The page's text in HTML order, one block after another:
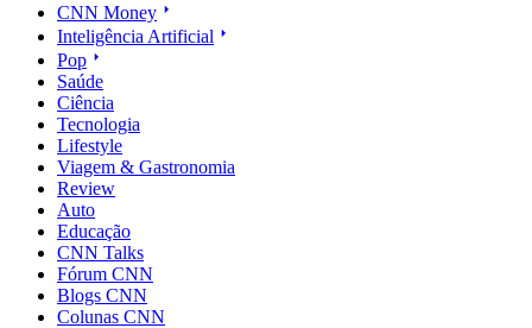
CNN Money
Inteligência Artificial
Pop
Saúde
Ciência
Tecnologia
Lifestyle
Viagem & Gastronomia
Review
Auto
Educação
CNN Talks
Fórum CNN
Blogs CNN
Colunas CNN